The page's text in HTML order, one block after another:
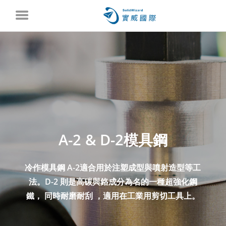
A-2 & D-2模具鋼
冷作模具鋼 A-2適合用於注塑成型與噴射造型等工
法。D-2 則是高碳與鉻成分為名的一種超強化鋼
鐵， 同時耐磨耐刮 ，適用在工業用剪切工具上。